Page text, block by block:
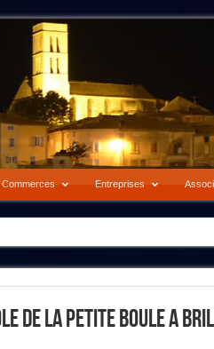
Commerces Entreprises
De La Petite Boule A